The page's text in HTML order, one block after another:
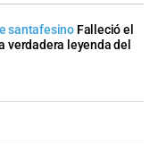
santafesino Falleció el
verdadera leyenda del